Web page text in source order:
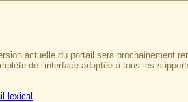
actuelle du portail sera prochainement
de l'interface adaptée à tous les
lexical